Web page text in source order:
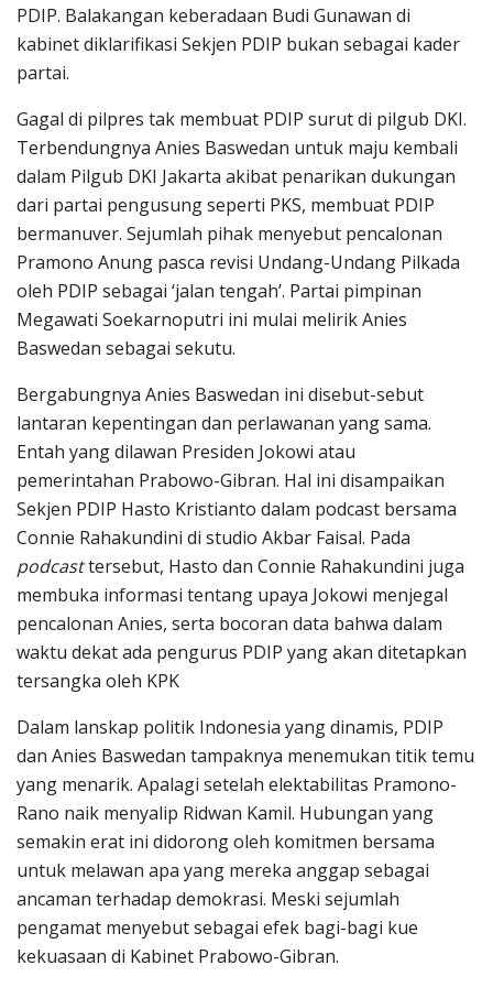
PDIP. Balakangan keberadaan Budi Gunawan di
kabinet diklarifikasi Sekjen PDIP bukan sebagai kader
partai.
Gagal di pilpres tak membuat PDIP surut di pilgub DKI.
Terbendungnya Anies Baswedan untuk maju kembali
dalam Pilgub DKI Jakarta akibat penarikan dukungan
dari partai pengusung seperti PKS, membuat PDIP
bermanuver. Sejumlah pihak menyebut pencalonan
Pramono Anung pasca revisi Undang-Undang Pilkada
oleh PDIP sebagai ‘jalan tengah’. Partai pimpinan
Megawati Soekarnoputri ini mulai melirik Anies
Baswedan sebagai sekutu.
Bergabungnya Anies Baswedan ini disebut-sebut
lantaran kepentingan dan perlawanan yang sama.
Entah yang dilawan Presiden Jokowi atau
pemerintahan Prabowo-Gibran. Hal ini disampaikan
Sekjen PDIP Hasto Kristianto dalam podcast bersama
Connie Rahakundini di studio Akbar Faisal. Pada
podcasttersebut, Hasto dan Connie Rahakundini juga
membuka informasi tentang upaya Jokowi menjegal
pencalonan Anies, serta bocoran data bahwa dalam
waktu dekat ada pengurus PDIP yang akan ditetapkan
tersangka oleh KPK
Dalam lanskap politik Indonesia yang dinamis, PDIP
dan Anies Baswedan tampaknya menemukan titik temu
yang menarik. Apalagi setelah elektabilitas Pramono-
Rano naik menyalip Ridwan Kamil. Hubungan yang
semakin erat ini didorong oleh komitmen bersama
untuk melawan apa yang mereka anggap sebagai
ancaman terhadap demokrasi. Meski sejumlah
pengamat menyebut sebagai efek bagi-bagi kue
kekuasaan di Kabinet Prabowo-Gibran.